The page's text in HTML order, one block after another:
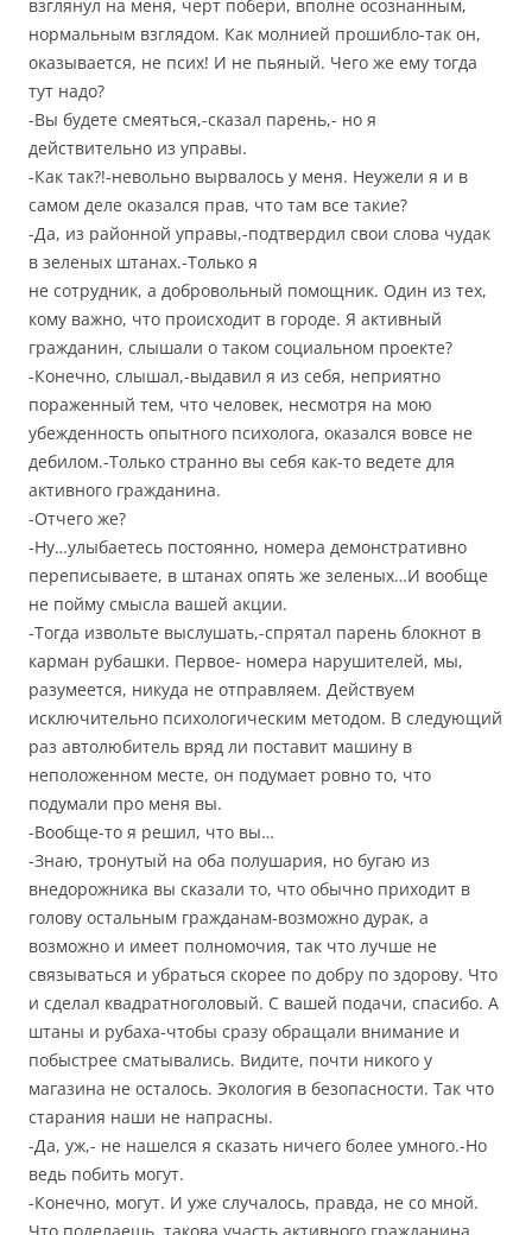
взглянул на меня, черт побери, вполне осознанным,
нормальным взглядом. Как молнией прошибло-так он,
оказывается, не псих! И не пьяный. Чего же ему тогда
тут надо?
-Вы будете смеяться,-сказал парень,- но я
действительно из управы.
-Как так?!-невольно вырвалось у меня. Неужели я и в
самом деле оказался прав, что там все такие?
-Да, из районной управы,-подтвердил свои слова чудак
в зеленых штанах.-Только я
не сотрудник, а добровольный помощник. Один из тех,
кому важно, что происходит в городе. Я активный
гражданин, слышали о таком социальном проекте?
-Конечно, слышал,-выдавил я из себя, неприятно
пораженный тем, что человек, несмотря на мою
убежденность опытного психолога, оказался вовсе не
дебилом.-Только странно вы себя как-то ведете для
активного гражданина.
-Отчего же?
-Ну…улыбаетесь постоянно, номера демонстративно
переписываете, в штанах опять же зеленых…И вообще
не пойму смысла вашей акции.
-Тогда извольте выслушать,-спрятал парень блокнот в
карман рубашки. Первое- номера нарушителей, мы,
разумеется, никуда не отправляем. Действуем
исключительно психологическим методом. В следующий
раз автолюбитель вряд ли поставит машину в
неположенном месте, он подумает ровно то, что
подумали про меня вы.
-Вообще-то я решил, что вы…
-Знаю, тронутый на оба полушария, но бугаю из
внедорожника вы сказали то, что обычно приходит в
голову остальным гражданам-возможно дурак, а
возможно и имеет полномочия, так что лучше не
связываться и убраться скорее по добру по здорову. Что
и сделал квадратноголовый. С вашей подачи, спасибо. А
штаны и рубаха-чтобы сразу обращали внимание и
побыстрее сматывались. Видите, почти никого у
магазина не осталось. Экология в безопасности. Так что
старания наши не напрасны.
-Да, уж,- не нашелся я сказать ничего более умного.-Но
ведь побить могут.
-Конечно, могут. И уже случалось, правда, не со мной.